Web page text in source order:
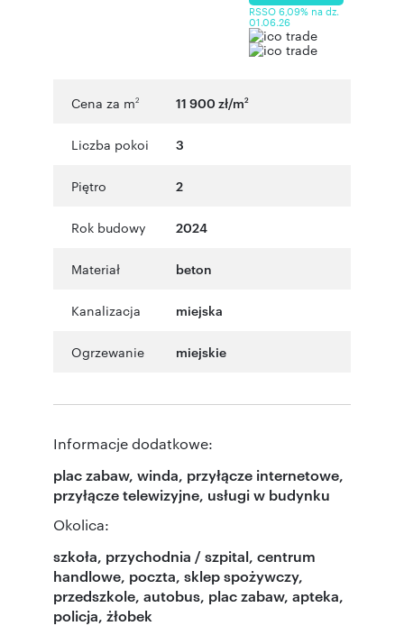
RSSO 6,09% na dz.
01.06.26
Cena za m2 11 900 zł/m2
Liczba pokoi 3
Piętro 2
Rok budowy 2024
Materiał beton
Kanalizacja miejska
Ogrzewanie miejskie
Informacje dodatkowe:
plac zabaw, winda, przyłącze internetowe,
przyłącze telewizyjne, usługi w budynku
Okolica:
szkoła, przychodnia / szpital, centrum
handlowe, poczta, sklep spożywczy,
przedszkole, autobus, plac zabaw, apteka,
policja, żłobek